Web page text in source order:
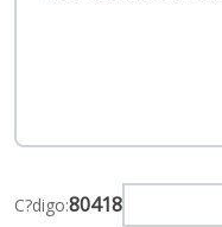
C?digo:80418